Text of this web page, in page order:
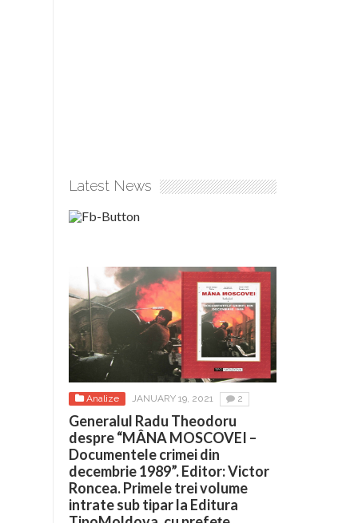
Latest News
Analize JANUARY 19, 2021 2
Generalul Radu Theodoru
despre “MÂNA MOSCOVEI –
Documentele crimei din
decembrie 1989”. Editor: Victor
Roncea. Primele trei volume
intrate sub tipar la Editura